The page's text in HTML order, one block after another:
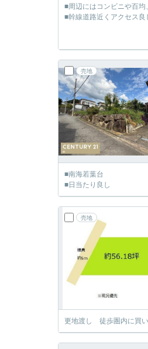
■周辺にはコンビニや百
■幹線道路近くアクセス
売地
■南海若葉台
■日当たり良し
売地
更地渡し 徒歩圏内に買